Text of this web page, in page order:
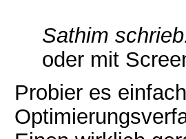
Sathim
oder mit
Probier es